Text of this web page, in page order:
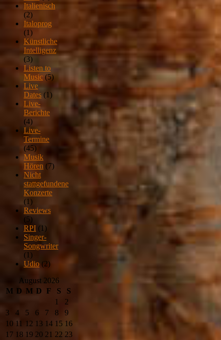
Italienisch
(2)
Italoprog
(1)
Künstliche
Intelligenz
(3)
Listen to
Music (5)
Live
Dates (1)
Live-
Berichte
(4)
Live-
Termine
(45)
Musik
Hören (7)
Nicht
stattgefundene
Konzerte
(1)
Reviews
(5)
RPI (1)
Singer-
Songwriter
(1)
Udio (2)
August 2026
M D M D F S
S
1
2
3
4 5 6 7 8
9
10 11 12 13 14 15 16
17 18 19 20 21 22 23